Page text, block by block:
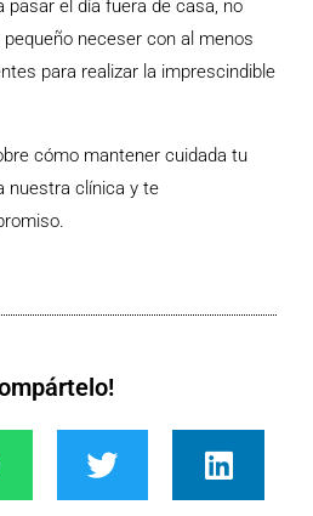
pasar el día fuera de casa, no
neceser con al menos
para realizar la imprescindible
cómo mantener cuidada tu
nuestra clínica y te